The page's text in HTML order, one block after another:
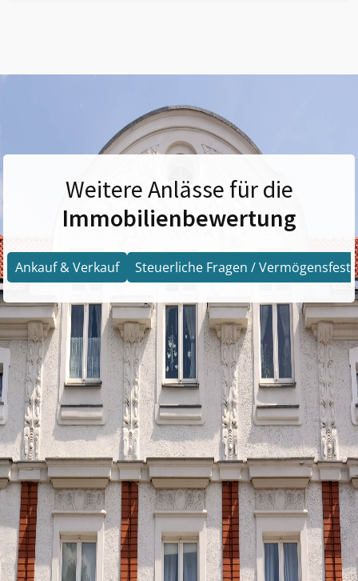
Weitere Anlässe für die
Immobilienbewertung
Ankauf & Verkauf Steuerliche Fragen /